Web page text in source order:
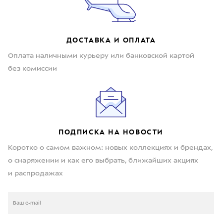
ДОСТАВКА И ОПЛАТА
Оплата наличными курьеру или банковской картой
без комиссии
ПОДПИСКА НА НОВОСТИ
Коротко о самом важном: новых коллекциях и брендах,
о снаряжении и как его выбрать, ближайших акциях
и распродажах